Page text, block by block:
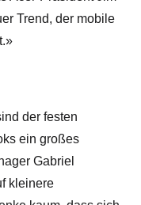
Trend, der mobile
der festen
ein großes
Gabriel
kleinere